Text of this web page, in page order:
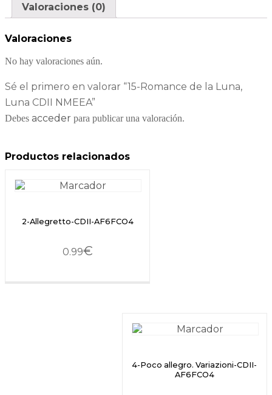
Valoraciones (0)
Valoraciones
No hay valoraciones aún.
Sé el primero en valorar “15-Romance de la Luna,
Luna CDII NMEEA”
Debes acceder para publicar una valoración.
Productos relacionados
2-Allegretto-CDII-AF6FCO4
0.99€
4-Poco allegro. Variazioni-CDII-
AF6FCO4